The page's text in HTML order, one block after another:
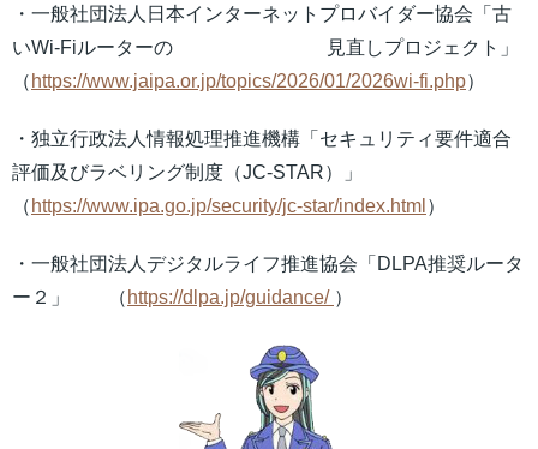
・一般社団法人日本インターネットプロバイダー協会「古
いWi-Fiルーターの 見直しプロジェクト」
（ https://www.jaipa.or.jp/topics/2026/01/2026wi-fi.php）
・独立行政法人情報処理推進機構「セキュリティ要件適合
評価及びラベリング制度（JC-STAR）」
（ https://www.ipa.go.jp/security/jc-star/index.html ）
・一般社団法人デジタルライフ推進協会「DLPA推奨ルータ
ー２」 （ https://dlpa.jp/guidance/ ）